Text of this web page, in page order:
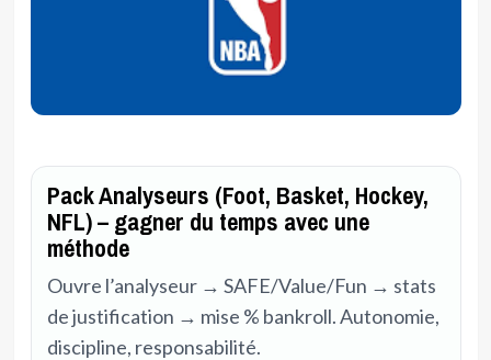
Pack Analyseurs (Foot, Basket, Hockey,
NFL) – gagner du temps avec une
méthode
Ouvre l’analyseur → SAFE/Value/Fun → stats
de justification → mise % bankroll. Autonomie,
discipline, responsabilité.